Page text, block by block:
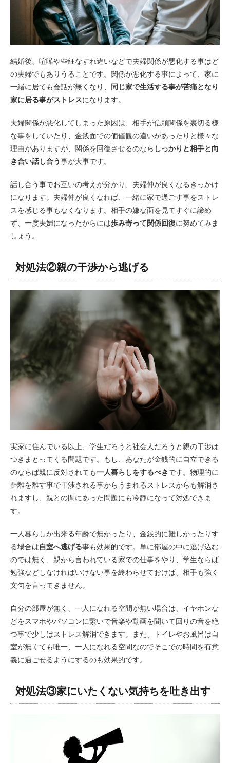
結婚後、喧嘩や些細なすれ違いなどで夫婦関係が悪化する事はど
の夫婦でもありうることです。関係が悪化する事によって、家に
一緒に居ても会話が無くなり、
同じ家で生活する事が苦痛となり
家に居る事がストレスになります。
夫婦関係が悪化してしまった原因は、相手が信頼関係を裏切る様
な事をしていたり、金銭面での価値観の違いがあったりと様々な
理由がありますが、関係を回復させるのなら しっかりと相手と向
き合い話し合う事が大事です。
話し合う事でお互いの考えが分かり、夫婦仲が良くなるきっかけ
になります。夫婦仲が良くなれば、一緒に家で過ごす事をストレ
スを感じる事もなくなります。相手の嫌な面を見てすぐに諦め
ず、一度夫婦になったからには歩み寄って関係回復に努めてみま
しょう。
対処法②親の干渉から逃げる
実家に住んでいる以上、学生だろうと社会人だろうと親の干渉は
つきまとってくる問題です。もし、あなたが金銭的に自立できる
のならば親に反対されても一人暮らしをするべきです。物理的に
距離を離す事で干渉される事からうまれるストレスからも解消さ
れますし、親との間にあった問題にも冷静になって対処できま
す。
一人暮らしが出来る年齢で無かったり、金銭的に難しかったりす
る場合は自室へ逃げる事も効果的です。単に部屋の中に逃げ込む
のでは無く、親から言われている家での仕事をやり、学生ならば
勉強などしなければいけない事を終わらせておけば、相手も強く
文句を言ってきません。
自分の部屋が無く、一人になれる空間が無い場合は、イヤホンな
どをスマホやパソコンに繋いで音楽や動画を聞いて回りの音を絶
つ事で少しはストレス解消できます。また、トイレやお風呂は自
室が無くても唯一、一人になれる空間なのでそこでの時間を有意
義に過ごせるようにするのも効果的です。
対処法③家にいたくない気持ちを吐き出す